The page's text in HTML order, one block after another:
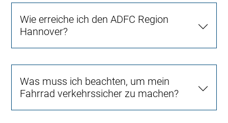
Wie erreiche ich den ADFC Region
Hannover?
Was muss ich beachten, um mein
Fahrrad verkehrssicher zu machen?